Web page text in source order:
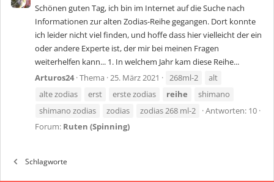
Schönen guten Tag, ich bin im Internet auf die Suche nach
Informationen zur alten Zodias-Reihe gegangen. Dort konnte
ich leider nicht viel finden, und hoffe dass hier vielleicht der ein
oder andere Experte ist, der mir bei meinen Fragen
weiterhelfen kann... 1. In welchem Jahr kam diese Reihe...
Arturos24 Thema 25. März 2021 268ml-2
alt
alte zodias
erst erste zodias reihe
shimano
shimano zodias
zodias zodias 268 ml-2
Antworten: 10
Forum: Ruten (Spinning)
Schlagworte